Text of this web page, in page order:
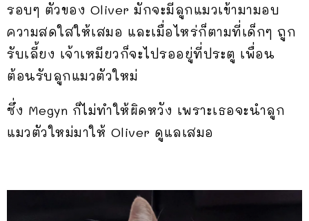
รอบๆ ตัวของ Oliver มักจะมีลูกแมวเข้ามามอบ
ความสดใสให้เสมอ และเมื่อไหร่ก็ตามที่เด็กๆ ถูก
รับเลี้ยง เจ้าเหมียวก็จะไปรออยู่ที่ประตู เพื่อน
ต้อนรับลูกแมวตัวใหม่
ซึ่ง Megyn ก็ไม่ทำให้ผิดหวัง เพราะเธอจะนำลูก
แมวตัวใหม่มาให้ Oliver ดูแลเสมอ